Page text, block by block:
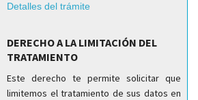
Detalles del trámite
DERECHO A LA LIMITACIÓN DEL
TRATAMIENTO
Este derecho te permite solicitar que
limitemos el tratamiento de sus datos en